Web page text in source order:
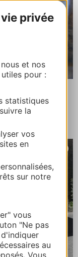
privée
et nos
pour :
statistiques
la
vos
en
sur notre
vous
"Ne pas
au